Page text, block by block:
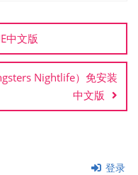
中文版
Nightlife）免安装
中文版
登录